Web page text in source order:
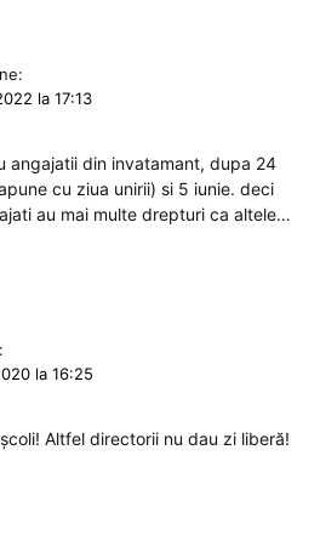
la 17:13
angajatii din invatamant, dupa 24
cu ziua unirii) si 5 iunie. deci
au mai multe drepturi ca altele…
la 16:25
Altfel directorii nu dau zi liberă!